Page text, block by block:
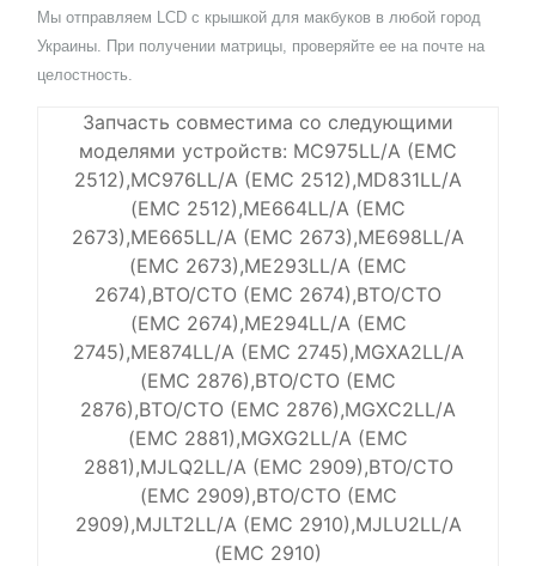
Мы отправляем LCD с крышкой для макбуков в любой город
Украины. При получении матрицы, проверяйте ее на почте на
целостность.
Запчасть совместима со следующими
моделями устройств: MC975LL/A (EMC
2512),MC976LL/A (EMC 2512),MD831LL/A
(EMC 2512),ME664LL/A (EMC
2673),ME665LL/A (EMC 2673),ME698LL/A
(EMC 2673),ME293LL/A (EMC
2674),BTO/CTO (EMC 2674),BTO/CTO
(EMC 2674),ME294LL/A (EMC
2745),ME874LL/A (EMC 2745),MGXA2LL/A
(EMC 2876),BTO/CTO (EMC
2876),BTO/CTO (EMC 2876),MGXC2LL/A
(EMC 2881),MGXG2LL/A (EMC
2881),MJLQ2LL/A (EMC 2909),BTO/CTO
(EMC 2909),BTO/CTO (EMC
2909),MJLT2LL/A (EMC 2910),MJLU2LL/A
(EMC 2910)